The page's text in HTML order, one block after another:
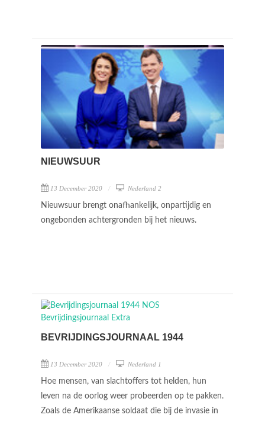
NIEUWSUUR
13 December 2020 Nederland 2
Nieuwsuur brengt onafhankelijk, onpartijdig en
ongebonden achtergronden bij het nieuws.
BEVRIJDINGSJOURNAAL 1944
13 December 2020 Nederland 1
Hoe mensen, van slachtoffers tot helden, hun
leven na de oorlog weer probeerden op te pakken.
Zoals de Amerikaanse soldaat die bij de invasie in